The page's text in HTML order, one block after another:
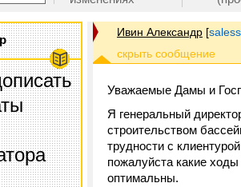
Ивин Александр [
Уважаемые Дамы и
Я генеральный
строительством
трудности с
пожалуйста какие
оптимальны.